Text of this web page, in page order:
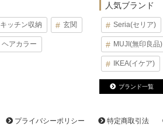
キッチン収納 玄関
ヘアカラー
人気ブランド
Seria(セリア)
MUJI(無印良品)
IKEA(イケア)
ブランド一覧
プライバシーポリシー 特定商取引法